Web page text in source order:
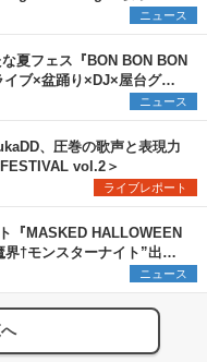
ニュース
夏フェス『BON BON BON
ブ×盆踊り×DJ×屋台グル
る2日間
ニュース
、圧巻の歌声と表現力
vol.2＞
ライブレポート
『MASKED HALLOWEEN
†モンスターナイト”出演6
ニュース